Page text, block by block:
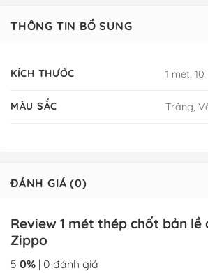
THÔNG TIN BỔ SUNG
KÍCH THƯỚC 1 mét,
MÀU SẮC Trắng,
ĐÁNH GIÁ (0)
Review 1 mét thép chốt bản lề
Zippo
5 0% | 0 đánh giá